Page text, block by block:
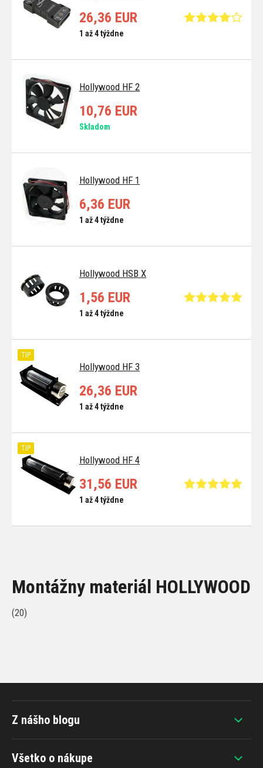
26,36 EUR
1 až 4 týždne
Hollywood HF 2
10,76 EUR
Skladom
Hollywood HF 1
6,36 EUR
1 až 4 týždne
Hollywood HSB X
1,56 EUR
1 až 4 týždne
Hollywood HF 3
TIP
26,36 EUR
1 až 4 týždne
Hollywood HF 4
TIP
31,56 EUR
1 až 4 týždne
Montážny materiál HOLLYWOOD
(20)
Všetko o nákupe
Z nášho blogu